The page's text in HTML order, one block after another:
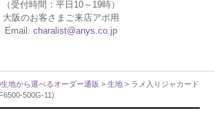
（受付時間：平日10～19時）
大阪のお客さまご来店アポ用
Email: charalist@anys.co.jp
地から選べるオーダー通販 >生地 > ラメ入りジャカード
500G-11)